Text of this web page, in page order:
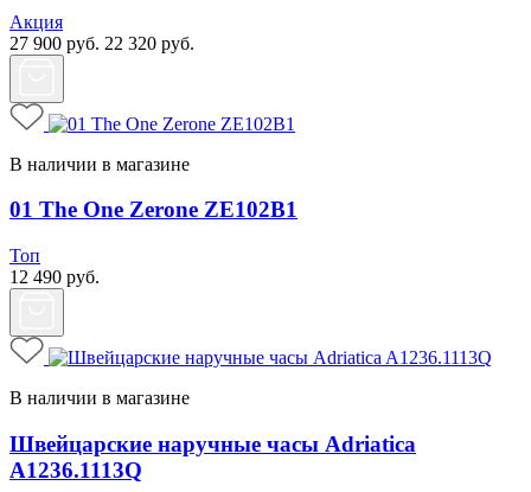
Акция
27 900 руб. 22 320 руб.
В наличии в магазине
01 The One Zerone ZE102B1
Топ
12 490 руб.
В наличии в магазине
Швейцарские наручные часы Adriatica
A1236.1113Q